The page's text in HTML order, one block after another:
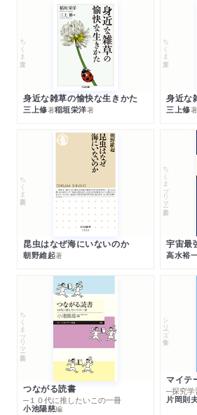
ちくま文庫
身近な雑草の愉快な生きかた
三上修著稲垣栄洋著
ちくま文庫
身近な
三上修著
ちくま新書
昆虫はなぜ海にいないのか
朝野維起著
ちくまプリマー新書
宇宙最
高水裕
ちくまプリマー新書
つながる読書
─１０代に推したいこの一冊
小池陽慈編
シリーズ・全集
マイテ
─探究学
片岡則